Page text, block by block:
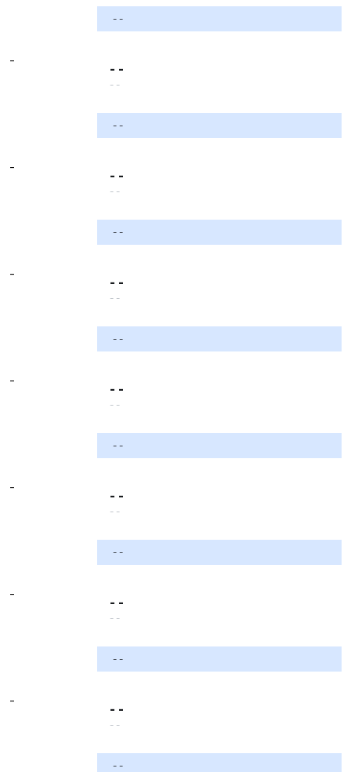
- -
-
- -
- -
- -
-
- -
- -
- -
-
- -
- -
- -
-
- -
- -
- -
-
- -
- -
- -
-
- -
- -
- -
-
- -
- -
- -